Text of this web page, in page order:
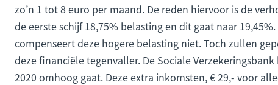
zo’n 1 tot 8 euro per maand. De reden hiervoor is de
de eerste schijf 18,75% belasting en dit gaat naar
compenseert deze hogere belasting niet. Toch zullen
deze financiële tegenvaller. De Sociale
2020 omhoog gaat. Deze extra inkomsten, € 29,- voor